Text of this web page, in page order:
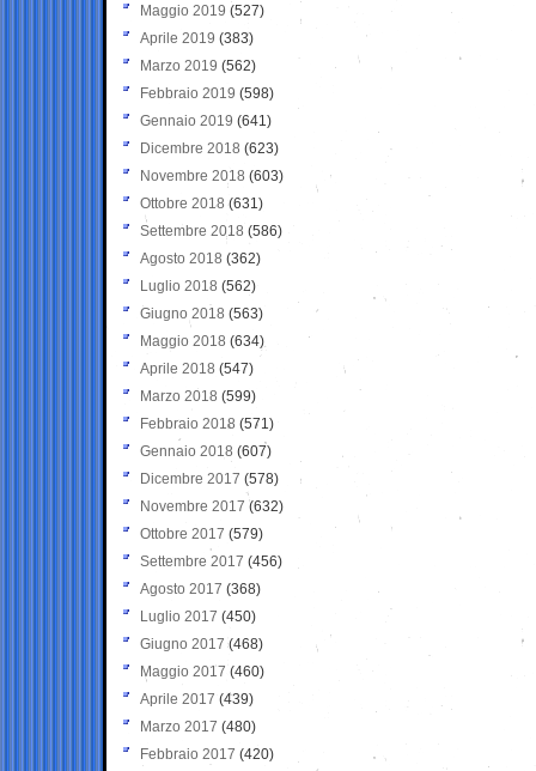
Maggio 2019 (527)
Aprile 2019 (383)
Marzo 2019 (562)
Febbraio 2019 (598)
Gennaio 2019 (641)
Dicembre 2018 (623)
Novembre 2018 (603)
Ottobre 2018 (631)
Settembre 2018 (586)
Agosto 2018 (362)
Luglio 2018 (562)
Giugno 2018 (563)
Maggio 2018 (634)
Aprile 2018 (547)
Marzo 2018 (599)
Febbraio 2018 (571)
Gennaio 2018 (607)
Dicembre 2017 (578)
Novembre 2017 (632)
Ottobre 2017 (579)
Settembre 2017 (456)
Agosto 2017 (368)
Luglio 2017 (450)
Giugno 2017 (468)
Maggio 2017 (460)
Aprile 2017 (439)
Marzo 2017 (480)
Febbraio 2017 (420)